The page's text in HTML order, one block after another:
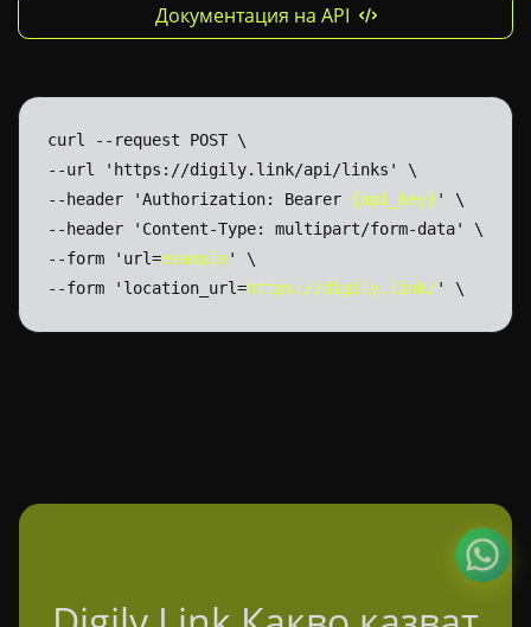
Документация на API
curl --request POST \
--url
'https://digily.link/api/links'
\
--header
'Authorization: Bearer {api_key} '
\
--header
'Content-Type: multipart/form-data'
\
--form
'url=example'
\
--form
'location_url=https://digily.link/' \